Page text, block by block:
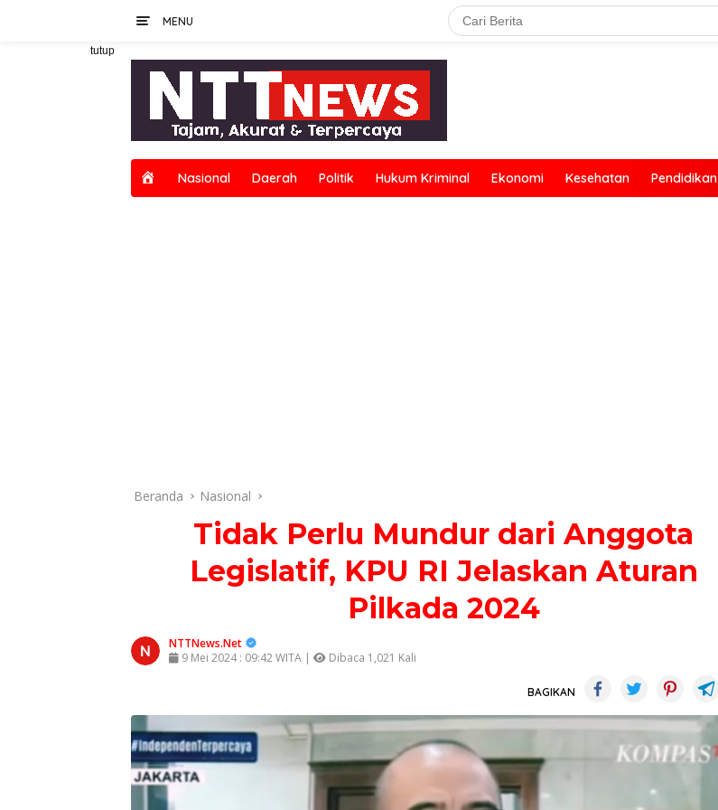
MENU
tutup
o
Nasional Daerah Politik Hukum Kriminal Ekonomi Kesehatan Pendidikan
Beranda Nasional
Tidak Perlu Mundur dari Anggota
Legislatif, KPU RI Jelaskan Aturan
Pilkada 2024
NTTNews.Net
9 Mei 2024 : 09:42 WITA |
Dibaca 1,021 Kali
BAGIKAN